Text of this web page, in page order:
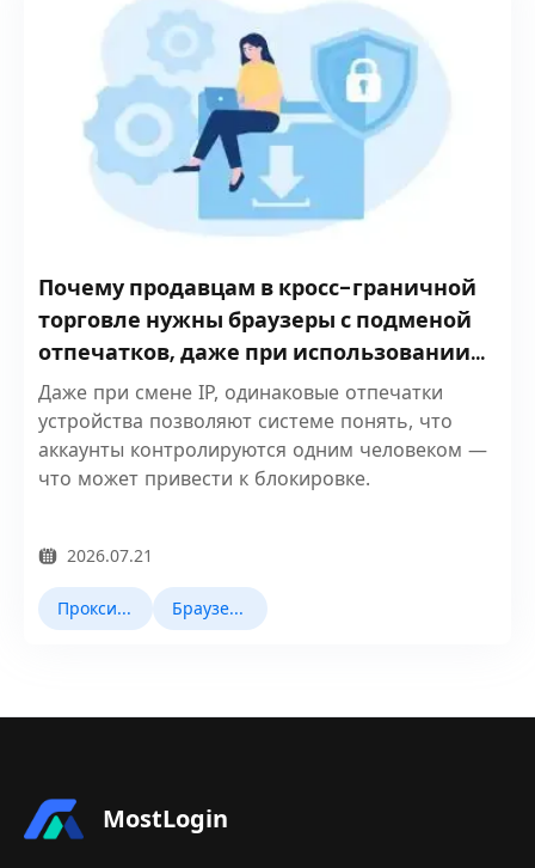
Почему продавцам в кросс-граничной
торговле нужны браузеры с подменой
отпечатков, даже при использовании
прокси?
Даже при смене IP, одинаковые отпечатки
устройства позволяют системе понять, что
аккаунты контролируются одним человеком —
что может привести к блокировке.
2026.07.21
Прокси IP Браузер Fingerprint
MostLogin